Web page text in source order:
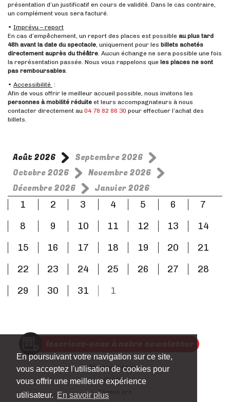
En poursuivant votre navigation sur ce site,
vous acceptez l'utilisation de cookies pour
vous offrir une meilleure expérience
utilisateur. En savoir plus
présentation d’un justificatif en cours de validité. Dans le cas contraire,
un complément vous sera facturé.
• Imprévu – report
En cas d’empêchement, un report des places est possible au plus tard
48h avant la date du spectacle, uniquement pour les billets achetés
directement auprès du théâtre. Aucun échange ne sera possible une fois
la représentation passée. Nous vous rappelons que les places ne sont
pas remboursables.
• Accessibilité :
Afin de vous offrir le meilleur accueil possible, nous invitons les
personnes à mobilité réduite et leurs accompagnateurs à nous
contacter directement au 04 78 82 86 30 pour effectuer l’achat des
billets.
Août 2026
Septembre 2026
Octobre 2026
Novembre 2026
Décembre 2026
Janvier 2026
1
2 3 4 5 6
7
8
9 10 11 12 13
14
15
16 17 18 19 20
21
22
23 24 25 26 27
28
29
30 31 1
Mentions Légales
Crédits
Espace pro